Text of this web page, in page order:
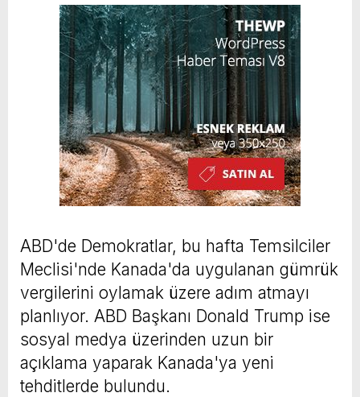
ABD'de Demokratlar, bu hafta Temsilciler
Meclisi'nde Kanada'da uygulanan gümrük
vergilerini oylamak üzere adım atmayı
planlıyor. ABD Başkanı Donald Trump ise
sosyal medya üzerinden uzun bir
açıklama yaparak Kanada'ya yeni
tehditlerde bulundu.